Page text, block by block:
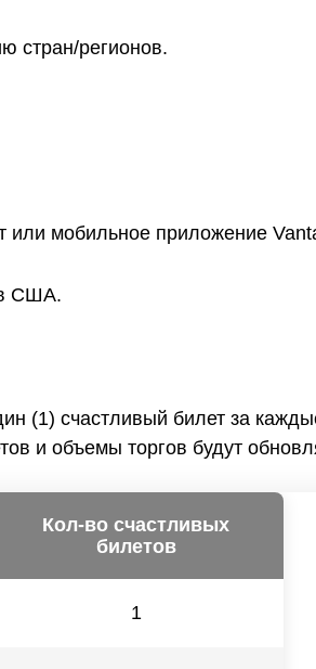
стран/регионов.
или мобильное приложение
США.
(1) счастливый билет за
и объемы торгов будут
Кол-во счастливых
билетов
1